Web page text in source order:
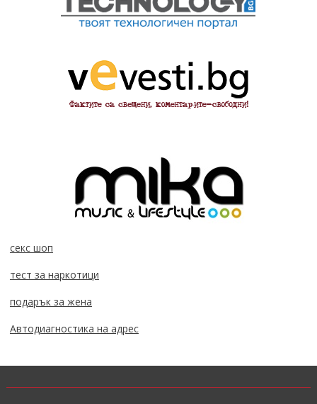
секс шоп
тест за наркотици
подарък за жена
Автодиагностика на адрес